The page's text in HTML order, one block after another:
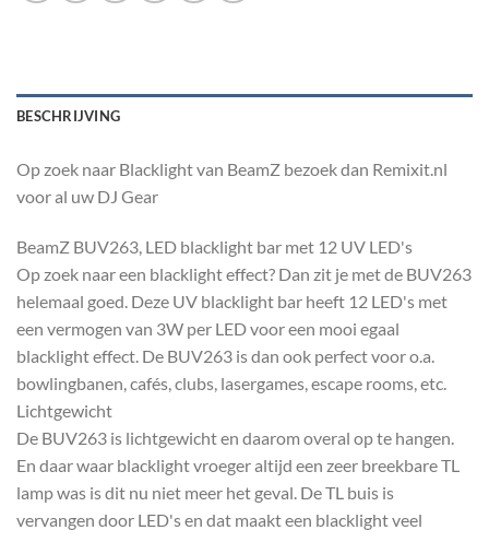
BESCHRIJVING
Op zoek naar Blacklight van BeamZ bezoek dan Remixit.nl
voor al uw DJ Gear
BeamZ BUV263, LED blacklight bar met 12 UV LED's
Op zoek naar een blacklight effect? Dan zit je met de BUV263
helemaal goed. Deze UV blacklight bar heeft 12 LED's met
een vermogen van 3W per LED voor een mooi egaal
blacklight effect. De BUV263 is dan ook perfect voor o.a.
bowlingbanen, cafés, clubs, lasergames, escape rooms, etc.
Lichtgewicht
De BUV263 is lichtgewicht en daarom overal op te hangen.
En daar waar blacklight vroeger altijd een zeer breekbare TL
lamp was is dit nu niet meer het geval. De TL buis is
vervangen door LED's en dat maakt een blacklight veel